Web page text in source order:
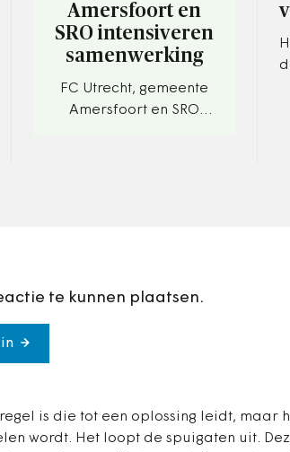
Amersfoort en
SRO intensiveren
samenwerking
FC Utrecht, gemeente
Amersfoort en SRO
te kunnen plaatsen.
is die tot een oplossing leidt, maar
wordt. Het loopt de spuigaten uit.